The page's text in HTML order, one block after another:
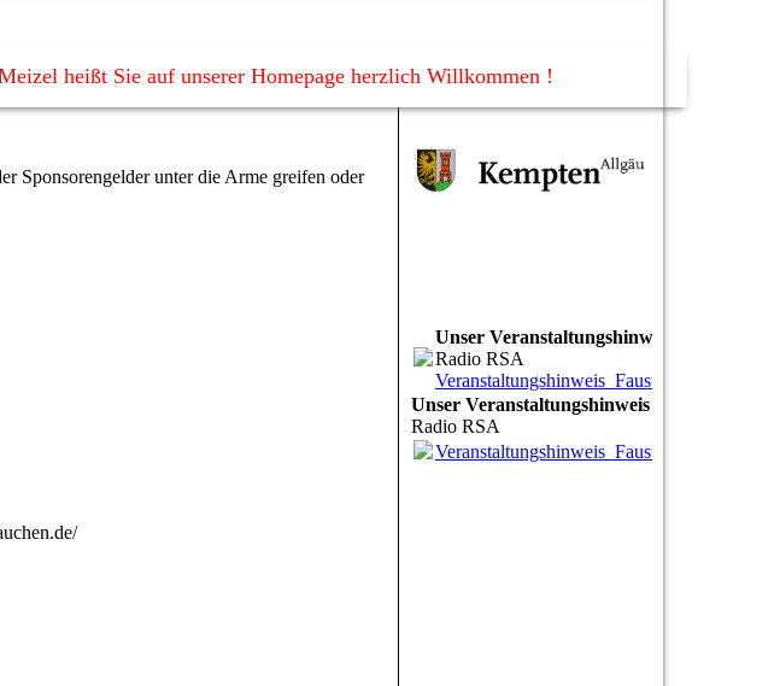
heißt Sie auf unserer Homepage herzlich Willkommen !
Sponsorengelder unter die Arme greifen oder
Unser Veranstaltungshinweis
Radio RSA
Veranstaltungshinweis_Faust_RSA.mp3
Unser Veranstaltungshinweis
Radio RSA
Veranstaltungshinweis_Faust_RSA.mp3